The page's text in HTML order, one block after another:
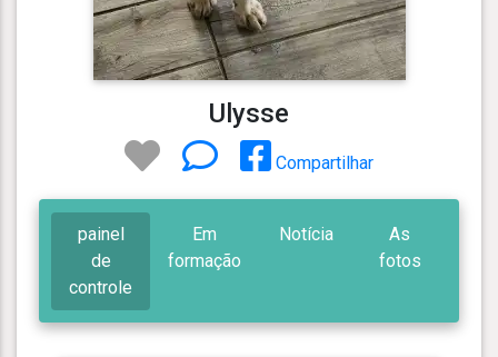
Ulysse
Compartilhar
painel
de
controle
Em
formação
Notícia
As
fotos